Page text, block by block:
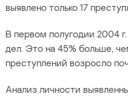
выявлено только 17
В первом полугодии 2004
дел. Это на 45% больше,
преступлений возросло
Анализ личности